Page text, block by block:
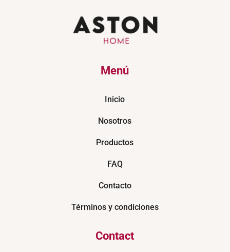
Menú
Inicio
Nosotros
Productos
FAQ
Contacto
Términos y condiciones
Contact